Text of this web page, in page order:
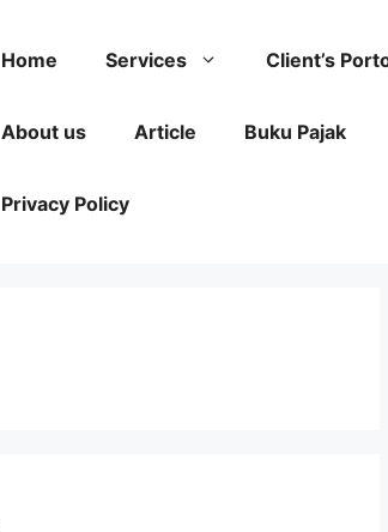
Home Services Client’s
About us Article Buku Pajak
Privacy Policy